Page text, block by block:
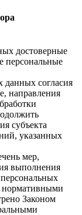
достоверные
персональные
данных согласия
направления
субъекта
указанных
мер,
выполнения
нормативными
Законом